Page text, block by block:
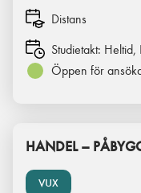
Distans
Studietakt: Heltid,
Öppen för
VUX
HANDEL –